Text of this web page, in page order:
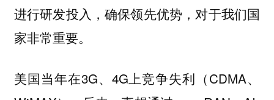
进行研发投入，确保领先优势，对于我们国
家非常重要。
美国当年在3G、4G上竞争失利（CDMA、